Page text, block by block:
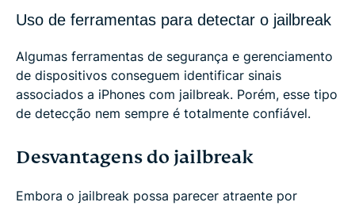
Uso de ferramentas para detectar o jailbreak
Algumas ferramentas de segurança e gerenciamento
de dispositivos conseguem identificar sinais
associados a iPhones com jailbreak. Porém, esse tipo
de detecção nem sempre é totalmente confiável.
Desvantagens do jailbreak
Embora o jailbreak possa parecer atraente por